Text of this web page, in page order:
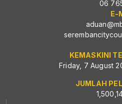
06
E-
KEMASKINI
Friday, 7 August
JUMLAH